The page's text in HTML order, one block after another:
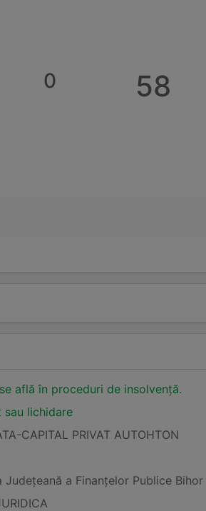
0 58
află în proceduri de insolvență.
sau lichidare
CAPITAL PRIVAT AUTOHTON
Judeţeană a Finanţelor Publice Bihor